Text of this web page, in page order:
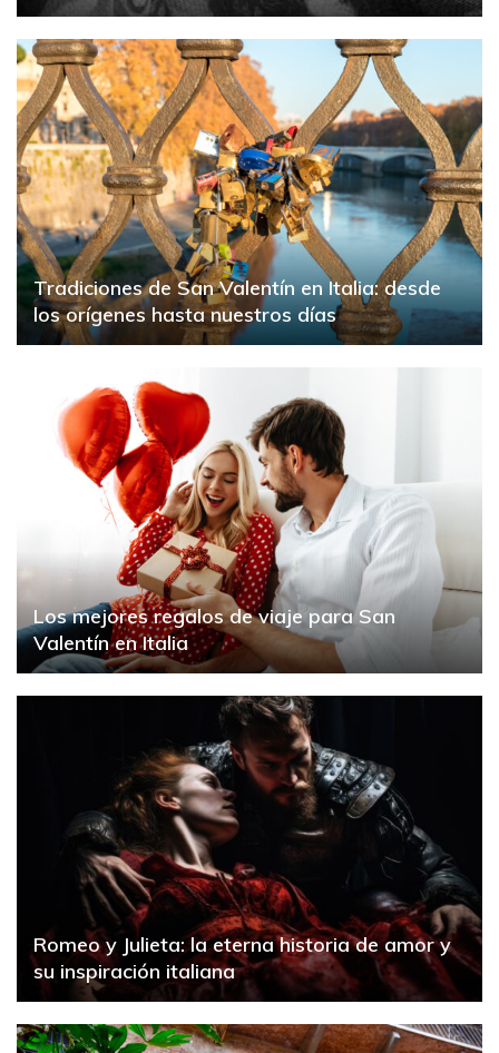
Tradiciones de San Valentín en Italia: desde
los orígenes hasta nuestros días
Los mejores regalos de viaje para San
Valentín en Italia
Romeo y Julieta: la eterna historia de amor y
su inspiración italiana